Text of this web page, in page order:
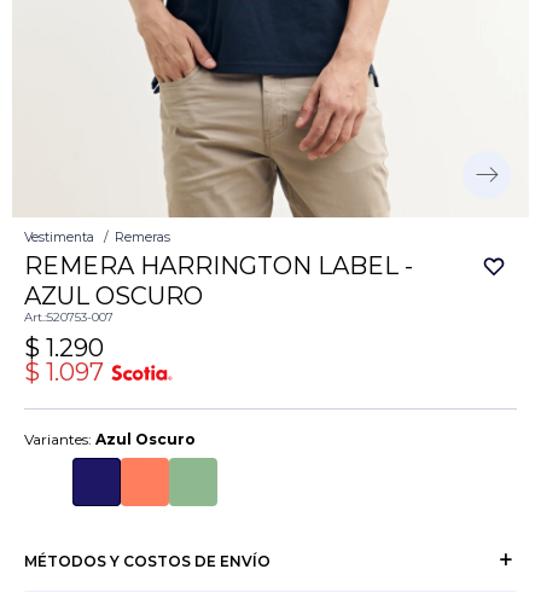
Vestimenta Remeras
REMERA HARRINGTON LABEL -
AZUL OSCURO
520753-007
$ 1.290
$ 1.097
Variantes: Azul Oscuro
MÉTODOS Y COSTOS DE ENVÍO